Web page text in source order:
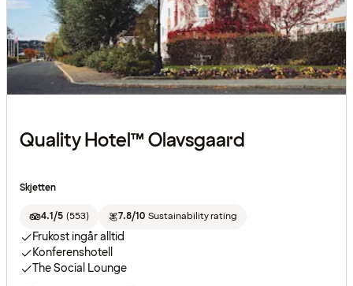
Quality Hotel™ Olavsgaard
Skjetten
4.1/5 (553) 7.8/10 Sustainability rating
Frukost ingår alltid
Konferenshotell
The Social Lounge